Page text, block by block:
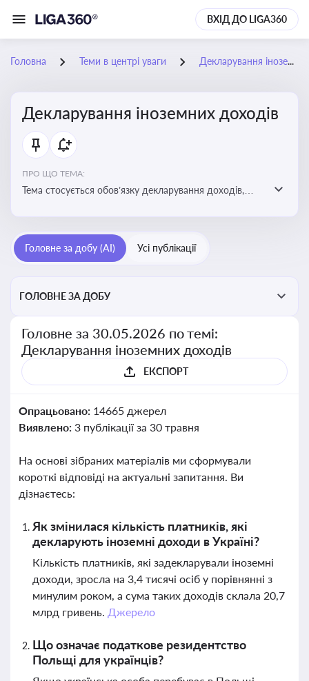
ВХІД ДО LIGA360
Головна Теми в центрі уваги Декларування іноземних доходів
Декларування іноземних доходів
ПРО ЩО ТЕМА:
Тема стосується обов’язку декларування доходів,
уникнення подвійного оподаткування
Головне за добу (AI) Усі публікації
ГОЛОВНЕ ЗА ДОБУ
Головне за 30.05.2026 по темі:
Декларування іноземних доходів
ЕКСПОРТ
Опрацьовано: 14665 джерел
Виявлено: 3 публікації за 30 травня
На основі зібраних матеріалів ми сформували
короткі відповіді на актуальні запитання. Ви
дізнаєтесь:
Як змінилася кількість платників, які
декларують іноземні доходи в Україні?
Кількість платників, які задекларували іноземні
доходи, зросла на 3,4 тисячі осіб у порівнянні з
минулим роком, а сума таких доходів склала 20,7
млрд гривень. Джерело
Що означає податкове резидентство
Польщі для українців?